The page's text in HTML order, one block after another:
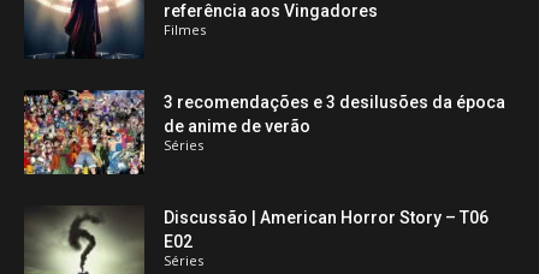
referência aos Vingadores
Filmes
3 recomendações e 3 desilusões da época
de anime de verão
Séries
Discussão | American Horror Story – T06
E02
Séries